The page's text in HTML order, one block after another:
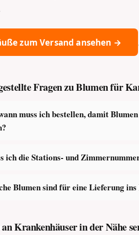
zum Versand ansehen →
Fragen zu Blumen für
muss ich bestellen, damit
ich die Stations- und
Blumen sind für eine Lieferung
Krankenhäuser in der Nähe